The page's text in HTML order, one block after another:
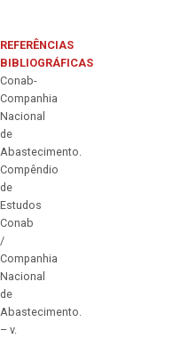
REFERÊNCIAS
BIBLIOGRÁFICAS
Conab-
Companhia
Nacional
de
Abastecimento.
Compêndio
de
Estudos
Conab
/
Companhia
Nacional
de
Abastecimento.
– v.